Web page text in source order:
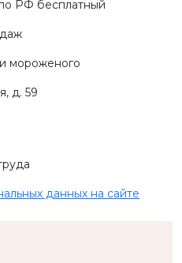
РФ бесплатный
мороженого
д. 59
данных на сайте